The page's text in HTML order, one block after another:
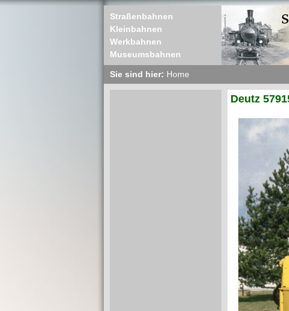
Straßenbahnen
Kleinbahnen
Werkbahnen
Museumsbahnen
Sie sind hier: Home
Deutz